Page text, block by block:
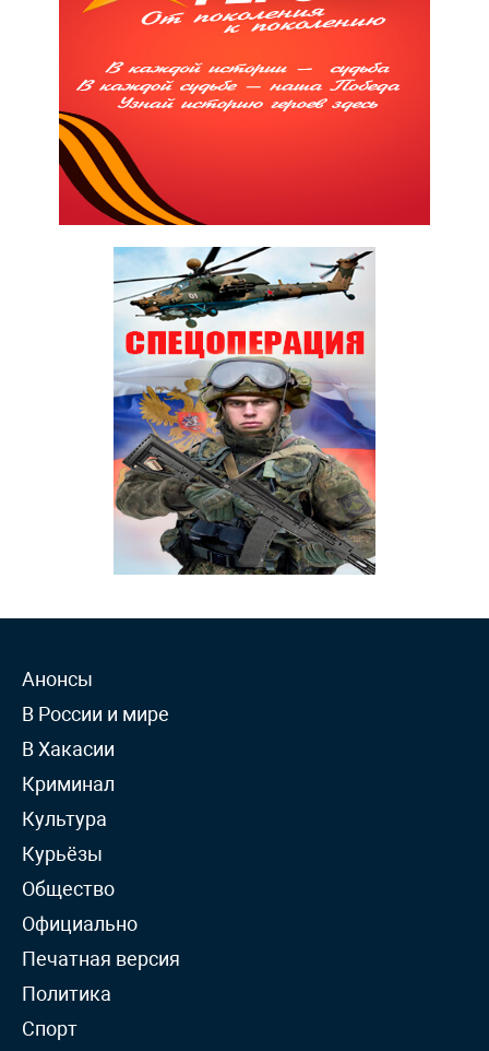
Анонсы
В России и мире
В Хакасии
Криминал
Культура
Курьёзы
Общество
Официально
Печатная версия
Политика
Спорт